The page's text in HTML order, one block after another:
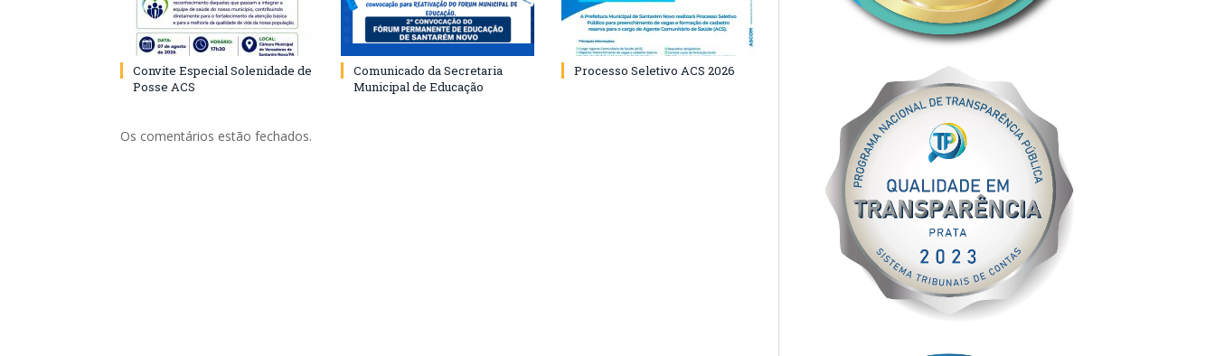
Convite Especial Solenidade de
Posse ACS
Comunicado da Secretaria
Municipal de Educação
Processo Seletivo ACS 2026
Os comentários estão fechados.